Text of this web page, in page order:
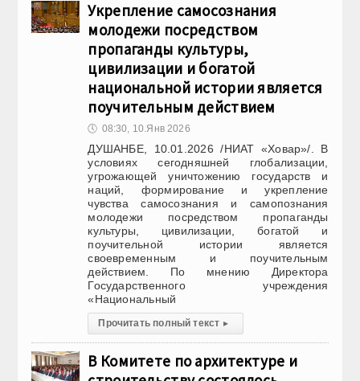
Укрепление самосознания
молодежи посредством
пропаганды культуры,
цивилизации и богатой
национальной истории является
поучительным действием
🕔 08:30, 10.Янв 2026
ДУШАНБЕ, 10.01.2026 /НИАТ «Ховар»/. В
условиях сегодняшней глобализации,
угрожающей уничтожению государств и
наций, формирование и укрепление
чувства самосознания и самопознания
молодежи посредством пропаганды
культуры, цивилизации, богатой и
поучительной истории является
своевременным и поучительным
действием. По мнению Директора
Государственного учреждения
«Национальный
Прочитать полный текст ▸
В Комитете по архитектуре и